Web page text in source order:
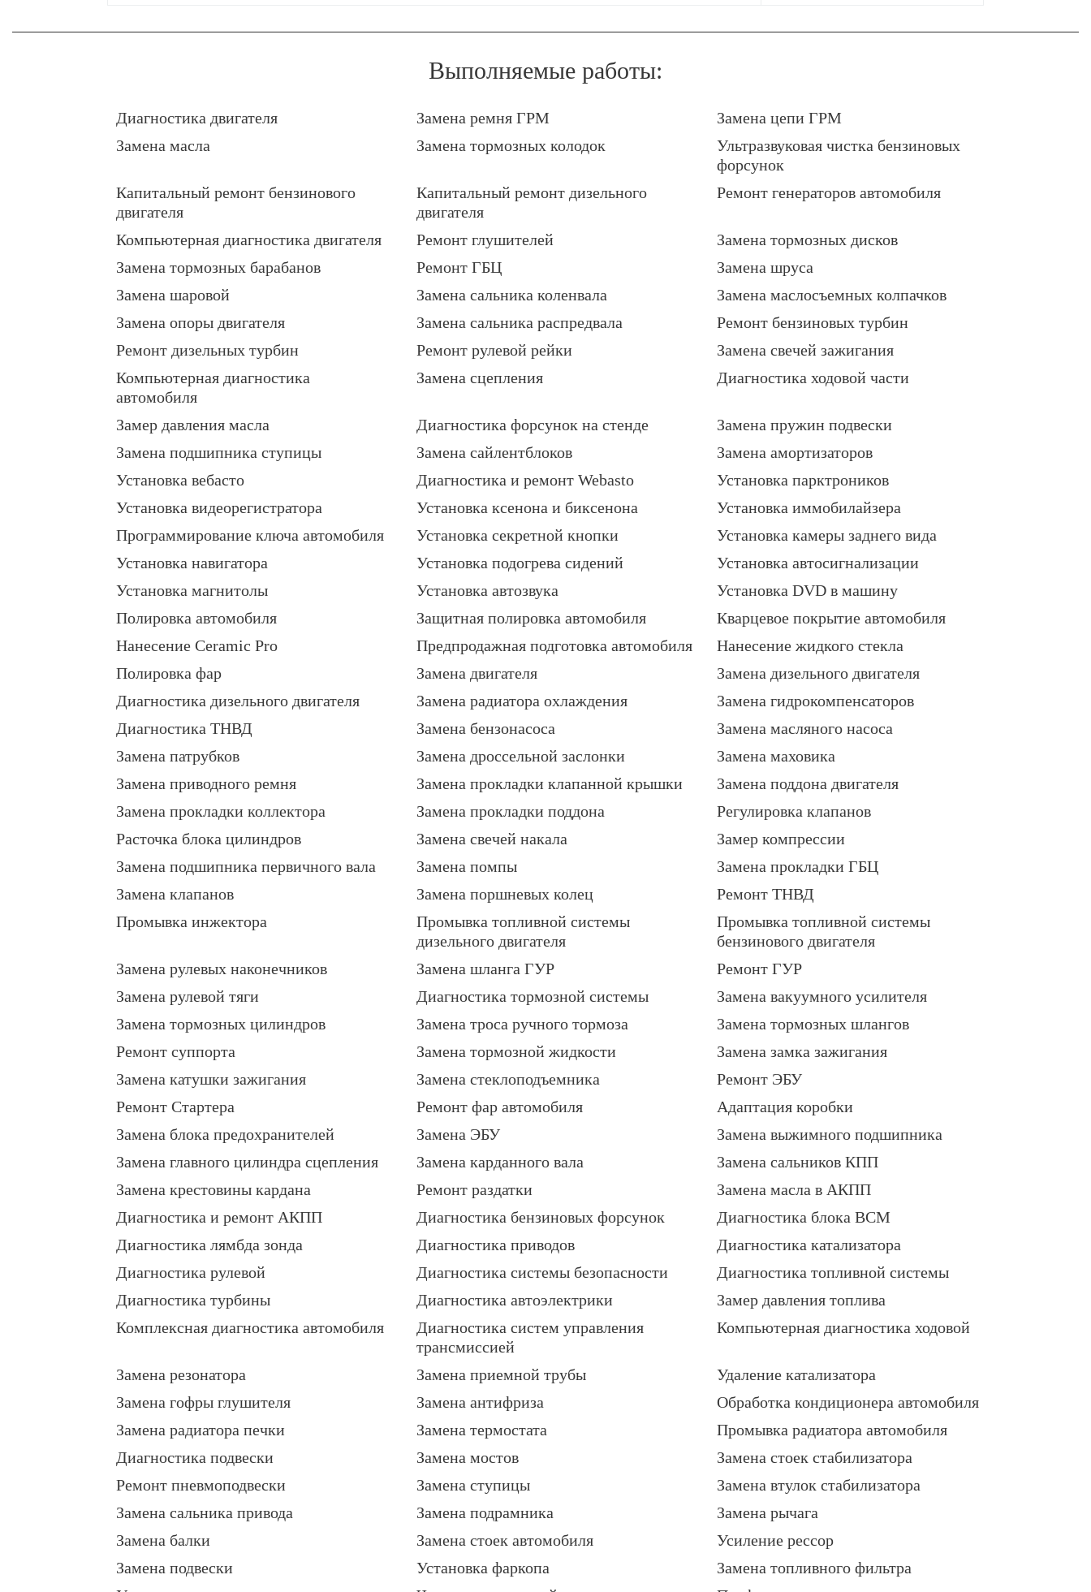
Выполняемые работы:
Диагностика двигателя Замена ремня ГРМ
Замена цепи ГРМ
Замена масла
Замена тормозных колодок
Ультразвуковая чистка бензиновых
форсунок
Капитальный ремонт бензинового
двигателя
Капитальный ремонт дизельного
двигателя
Ремонт генераторов автомобиля
Компьютерная диагностика двигателя Ремонт глушителей
Замена тормозных дисков
Замена тормозных барабанов
Ремонт ГБЦ
Замена шруса
Замена шаровой
Замена сальника коленвала
Замена маслосъемных колпачков
Замена опоры двигателя
Замена сальника распредвала
Ремонт бензиновых турбин
Ремонт дизельных турбин
Ремонт рулевой рейки
Замена свечей зажигания
Компьютерная диагностика
автомобиля
Замена сцепления Диагностика ходовой части
Замер давления масла Диагностика форсунок на стенде
Замена пружин подвески
Замена подшипника ступицы
Замена сайлентблоков
Замена амортизаторов
Установка вебасто
Диагностика и ремонт Webasto
Установка парктроников
Установка видеорегистратора
Установка ксенона и биксенона
Установка иммобилайзера
Программирование ключа автомобиля
Установка секретной кнопки
Установка камеры заднего вида
Установка навигатора
Установка подогрева сидений
Установка автосигнализации
Установка магнитолы
Установка автозвука
Установка DVD в машину
Полировка автомобиля
Защитная полировка автомобиля
Кварцевое покрытие автомобиля
Нанесение Ceramic Pro
Предпродажная подготовка автомобиля
Нанесение жидкого стекла
Полировка фар
Замена двигателя
Замена дизельного двигателя
Диагностика дизельного двигателя
Замена радиатора охлаждения
Замена гидрокомпенсаторов
Диагностика ТНВД
Замена бензонасоса
Замена масляного насоса
Замена патрубков
Замена дроссельной заслонки
Замена маховика
Замена приводного ремня
Замена прокладки клапанной крышки
Замена поддона двигателя
Замена прокладки коллектора
Замена прокладки поддона
Регулировка клапанов
Расточка блока цилиндров
Замена свечей накала
Замер компрессии
Замена подшипника первичного вала
Замена помпы
Замена прокладки ГБЦ
Замена клапанов
Замена поршневых колец
Ремонт ТНВД
Промывка инжектора
Промывка топливной системы
дизельного двигателя
Промывка топливной системы
бензинового двигателя
Замена рулевых наконечников
Замена шланга ГУР
Ремонт ГУР
Замена рулевой тяги
Диагностика тормозной системы
Замена вакуумного усилителя
Замена тормозных цилиндров
Замена троса ручного тормоза
Замена тормозных шлангов
Ремонт суппорта
Замена тормозной жидкости
Замена замка зажигания
Замена катушки зажигания
Замена стеклоподъемника
Ремонт ЭБУ
Ремонт Стартера
Ремонт фар автомобиля
Адаптация коробки
Замена блока предохранителей
Замена ЭБУ
Замена выжимного подшипника
Замена главного цилиндра сцепления
Замена карданного вала
Замена сальников КПП
Замена крестовины кардана
Ремонт раздатки
Замена масла в АКПП
Диагностика и ремонт АКПП
Диагностика бензиновых форсунок
Диагностика блока BCM
Диагностика лямбда зонда
Диагностика приводов
Диагностика катализатора
Диагностика рулевой
Диагностика системы безопасности
Диагностика топливной системы
Диагностика турбины
Диагностика автоэлектрики
Замер давления топлива
Комплексная диагностика автомобиля
Диагностика систем управления
трансмиссией
Компьютерная диагностика ходовой
Замена резонатора Замена приемной трубы
Удаление катализатора
Замена гофры глушителя
Замена антифриза
Обработка кондиционера автомобиля
Замена радиатора печки
Замена термостата
Промывка радиатора автомобиля
Диагностика подвески
Замена мостов
Замена стоек стабилизатора
Ремонт пневмоподвески
Замена ступицы
Замена втулок стабилизатора
Замена сальника привода
Замена подрамника
Замена рычага
Замена балки
Замена стоек автомобиля
Усиление рессор
Замена подвески
Установка фаркопа
Замена топливного фильтра